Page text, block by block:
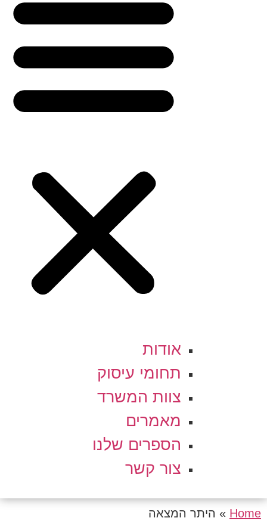
אודות
תחומי עיסוק
צוות המשרד
מאמרים
הספרים שלנו
צור קשר
Home
» היתר המצאה